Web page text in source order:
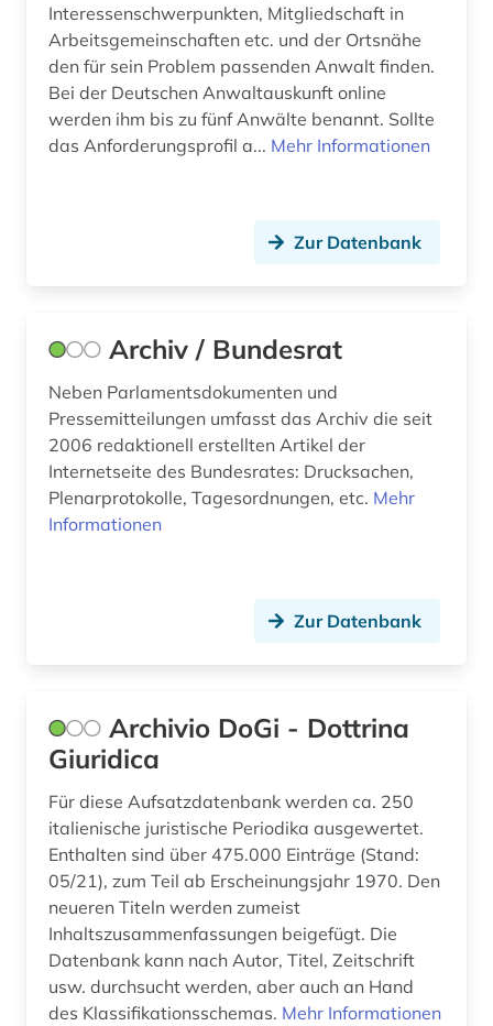
freiwillige selbstkontrolle (1)
frühe neuzeit (2)
fundamentalismus (1)
fundstellenverzeichnis (1)
gebrauchsmuster (1)
gebrauchsmusteranmeldung (1)
gebrauchsmusterrecht (1)
gefängnis (1)
gender (1)
generative ki (1)
genossenschaftsregister (1)
gericht (1)
gerichtsentscheidung (8)
Interessenschwerpunkten, Mitgliedschaft in
Arbeitsgemeinschaften etc. und der Ortsnähe
den für sein Problem passenden Anwalt finden.
Bei der Deutschen Anwaltauskunft online
werden ihm bis zu fünf Anwälte benannt. Sollte
das Anforderungsprofil a... Mehr Informationen
Zur Datenbank
Archiv / Bundesrat
Neben Parlamentsdokumenten und
Pressemitteilungen umfasst das Archiv die seit
2006 redaktionell erstellten Artikel der
Internetseite des Bundesrates: Drucksachen,
Plenarprotokolle, Tagesordnungen, etc. Mehr
Informationen
Zur Datenbank
Archivio DoGi - Dottrina
Giuridica
Für diese Aufsatzdatenbank werden ca. 250
italienische juristische Periodika ausgewertet.
Enthalten sind über 475.000 Einträge (Stand:
05/21), zum Teil ab Erscheinungsjahr 1970. Den
neueren Titeln werden zumeist
Inhaltszusammenfassungen beigefügt. Die
Datenbank kann nach Autor, Titel, Zeitschrift
usw. durchsucht werden, aber auch an Hand
des Klassifikationsschemas. Mehr Informationen